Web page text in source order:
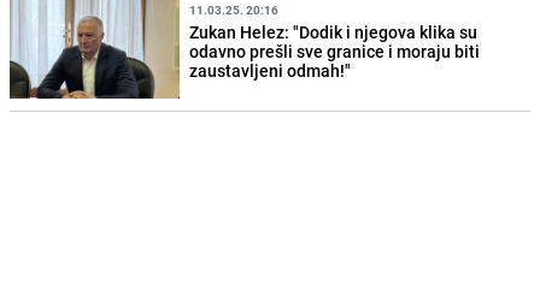
11.03.25. 20:16
Zukan Helez: "Dodik i njegova klika su
odavno prešli sve granice i moraju biti
zaustavljeni odmah!"